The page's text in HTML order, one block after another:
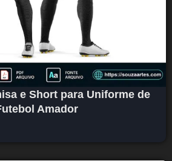
e Short para Uniforme de
Amador